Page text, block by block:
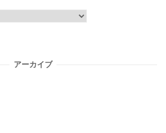
アーカイブ